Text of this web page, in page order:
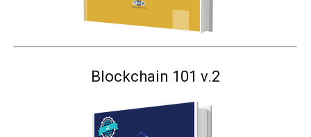
Blockchain 101 v.2